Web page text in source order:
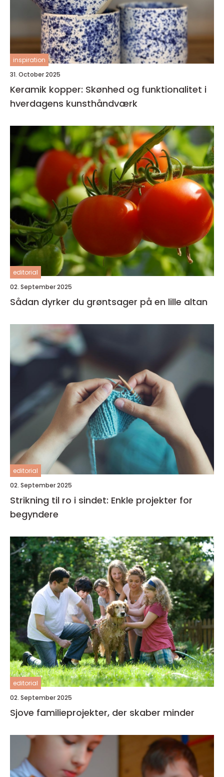
inspiration
31. October 2025
Keramik kopper: Skønhed og funktionalitet i
hverdagens kunsthåndværk
editorial
02. September 2025
Sådan dyrker du grøntsager på en lille altan
editorial
02. September 2025
Strikning til ro i sindet: Enkle projekter for
begyndere
editorial
02. September 2025
Sjove familieprojekter, der skaber minder